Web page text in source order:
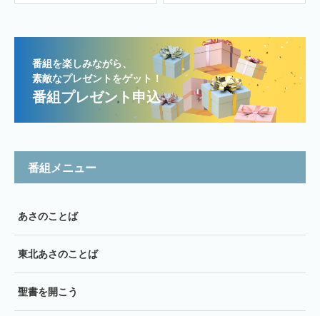
番組を楽しみながら、
素敵なプレゼントをゲット！
番組プレゼント申込
番組メニュー
あさのことば
東北あさのことば
聖書を開こう